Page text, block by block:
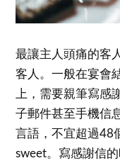
最讓主人頭痛的客
客人。一般在宴會
上，需要親筆寫感
子郵件甚至手機信
言語，不宜超過48
sweet。寫感謝信